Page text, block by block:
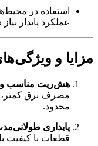
استفاده در
عملکرد پایدار نیاز
مزایا و
هش‌ریت مناسب و
مصرف برق کمتر،
محدود.
پایداری
قطعات با کیفیت